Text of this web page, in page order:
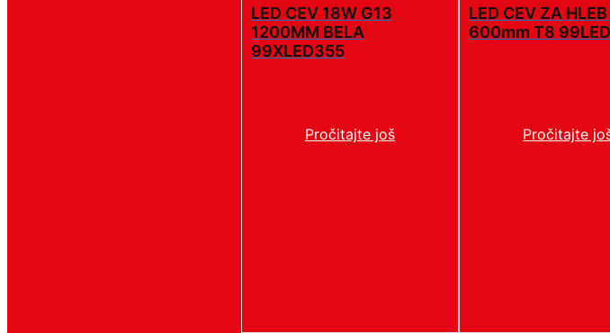
LED CEV 18W G13
1200MM BELA
99XLED355
Pročitajte još
LED CEV ZA
600mm T8
Pročitajte